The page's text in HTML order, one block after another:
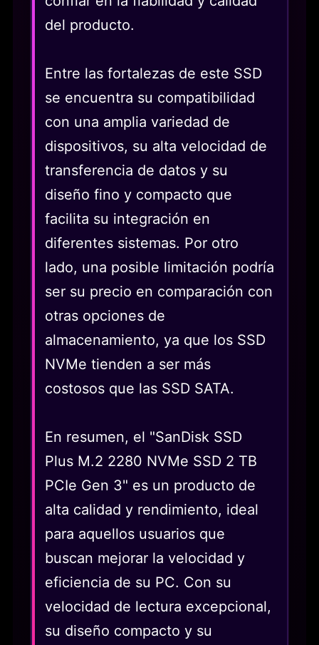
del producto.
Entre las fortalezas de este SSD
se encuentra su compatibilidad
con una amplia variedad de
dispositivos, su alta velocidad de
transferencia de datos y su
diseño fino y compacto que
facilita su integración en
diferentes sistemas. Por otro
lado, una posible limitación podría
ser su precio en comparación con
otras opciones de
almacenamiento, ya que los SSD
NVMe tienden a ser más
costosos que las SSD SATA.
En resumen, el "SanDisk SSD
Plus M.2 2280 NVMe SSD 2 TB
PCIe Gen 3" es un producto de
alta calidad y rendimiento, ideal
para aquellos usuarios que
buscan mejorar la velocidad y
eficiencia de su PC. Con su
velocidad de lectura excepcional,
su diseño compacto y su